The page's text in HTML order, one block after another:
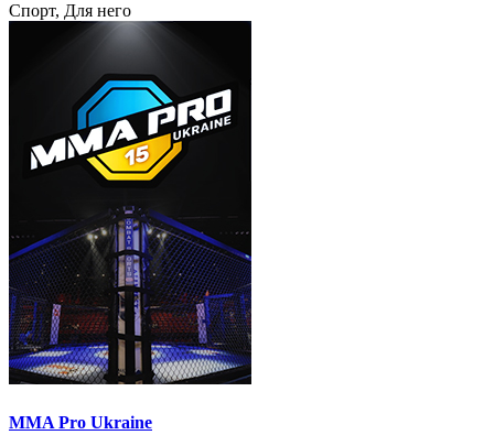
Спорт, Для него
MMA Pro Ukraine